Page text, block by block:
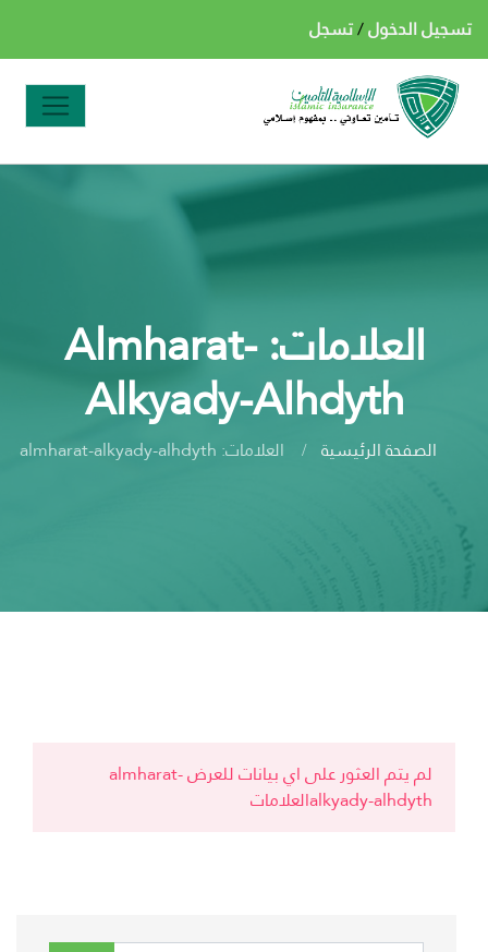
تسجيل الدخول/تسجل
العلامات: Almharat-
Alkyady-Alhdyth
الصفحة الرئيسية العلامات: almharat-alkyady-alhdyth
لم يتم العثور على اي بيانات للعرض almharat-
alkyady-alhdythالعلامات